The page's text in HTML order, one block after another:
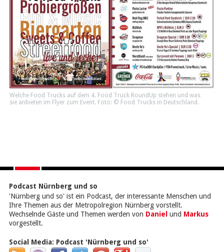
Welche Food Trucks auf dem 4. Food Truck RoundUp stehen und was
sie anbieten im Flyer zum Event. Foto: © Food Trucks in Deutschland.
Podcast Nürnberg und so
'Nürnberg und so' ist ein Podcast, der interessante Menschen und
Ihre Themen aus der Metropolregion Nürnberg vorstellt.
Wechselnde Gäste und Themen werden von Daniel und Markus
vorgestellt.
Social Media: Podcast 'Nürnberg und so'